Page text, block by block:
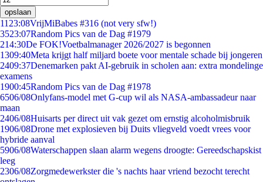
opslaan
11 23:08VrijMiBabes #316 (not very sfw!)
3523:07Random Pics van de Dag #1979
214:30De FOK!Voetbalmanager 2026/2027 is begonnen
1309:40Meta krijgt half miljard boete voor mentale schade bij jongeren
2409:37Denemarken pakt AI-gebruik in scholen aan: extra mondelinge
examens
1900:45Random Pics van de Dag #1978
6506/08Onlyfans-model met G-cup wil als NASA-ambassadeur naar
maan
2406/08Huisarts per direct uit vak gezet om ernstig alcoholmisbruik
1906/08Drone met explosieven bij Duits vliegveld voedt vrees voor
hybride aanval
5906/08Waterschappen slaan alarm wegens droogte: Gereedschapskist
leeg
2306/08Zorgmedewerkster die 's nachts haar vriend bezocht terecht